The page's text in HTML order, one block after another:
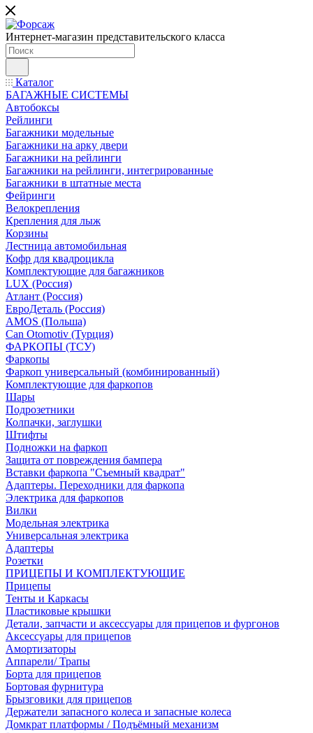
Интернет-магазин представительского класса
Каталог
БАГАЖНЫЕ СИСТЕМЫ
Автобоксы
Рейлинги
Багажники модельные
Багажники на арку двери
Багажники на рейлинги
Багажники на рейлинги, интегрированные
Багажники в штатные места
Фейринги
Велокрепления
Крепления для лыж
Корзины
Лестница автомобильная
Кофр для квадроцикла
Комплектующие для багажников
LUX (Россия)
Атлант (Россия)
ЕвроДеталь (Россия)
AMOS (Польша)
Can Otomotiv (Турция)
ФАРКОПЫ (ТСУ)
Фаркопы
Фаркоп универсальный (комбинированный)
Комплектующие для фаркопов
Шары
Подрозетники
Колпачки, заглушки
Штифты
Подножки на фаркоп
Защита от повреждения бампера
Вставки фаркопа "Съемный квадрат"
Адаптеры. Переходники для фаркопа
Электрика для фаркопов
Вилки
Модельная электрика
Универсальная электрика
Адаптеры
Розетки
ПРИЦЕПЫ И КОМПЛЕКТУЮЩИЕ
Прицепы
Тенты и Каркасы
Пластиковые крышки
Детали, запчасти и аксессуары для прицепов и фургонов
Аксессуары для прицепов
Амортизаторы
Аппарели/ Трапы
Борта для прицепов
Бортовая фурнитура
Брызговики для прицепов
Держатели запасного колеса и запасные колеса
Домкрат платформы / Подъёмный механизм